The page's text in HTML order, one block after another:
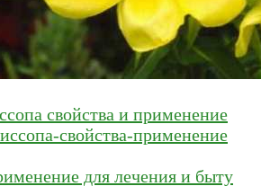
свойства и применение
для лечения и быту